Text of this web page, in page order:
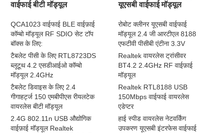
वाईफाई बीटी मॉड्यूल
QCA1023 वाईफाई BLE वाईफ़ाई
कॉम्बो मॉड्यूल RF SDIO सेट टॉप
बॉक्स के लिए:
टैबलेट पीसी के लिए RTL8723DS
ब्लूटूथ 4.2 एसडीआईओ कॉम्बो
मॉड्यूल 2.4GHz
टैबलेट डिवाइस के लिए 2.4
गीगाहर्ट्ज 150 एमबीपीएस रीयलटेक
वायरलेस बीटी मॉड्यूल
2.4G 802.11n USB औद्योगिक
वाईफ़ाई मॉड्यूल Realtek
यूएसबी वाईफाई मॉड्यूल
रोबोट क्लीनर यूएसबी वाईफाई
मॉड्यूल 2.4 जी आरटीएल 8188
एफटीवी पीसीबी एंटीना 3.3V
Realtek वायरलेस ट्रांसीवर
BT4.2 2.4GHz RF वाईफ़ाई
मॉड्यूल
Realtek RTL8188 USB
150Mbps वाईफाई वायरलेस
एडेप्टर
हाई स्पीड वायरलेस नेटवर्किंग
उपकरण यूएसबी इंटरफेस वाईफाई